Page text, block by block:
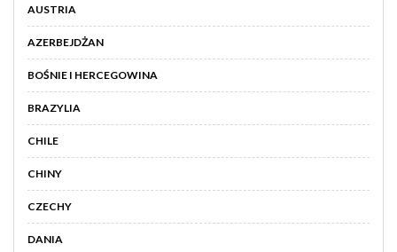
AUSTRIA
AZERBEJDŻAN
BOŚNIE I HERCEGOWINA
BRAZYLIA
CHILE
CHINY
CZECHY
DANIA